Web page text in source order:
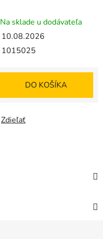
Na sklade u dodávateľa
10.08.2026
1015025
DO KOŠÍKA
Zdieľať